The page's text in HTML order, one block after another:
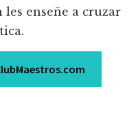
enseñe a cruzar